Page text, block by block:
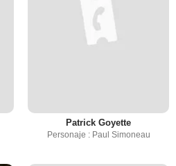
Patrick Goyette
Personaje : Paul Simoneau